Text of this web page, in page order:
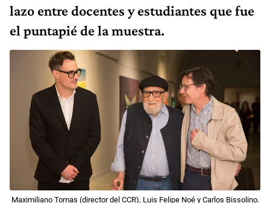
lazo entre docentes y estudiantes que fue
el puntapié de la muestra.
Maximiliano Tomas (director del CCR), Luis Felipe Noé y Carlos Bissolino.